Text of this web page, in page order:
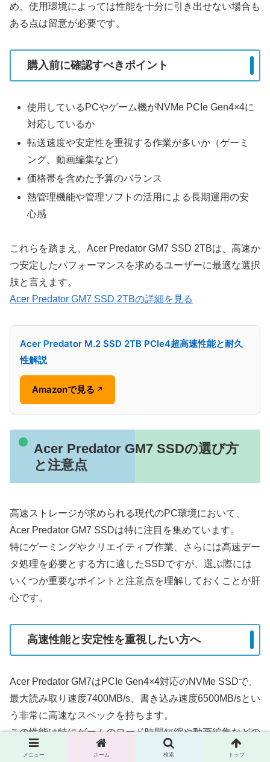
め、使用環境によっては性能を十分に引き出せない場合も
ある点は留意が必要です。
購入前に確認すべきポイント
使用しているPCやゲーム機がNVMe PCIe Gen4×4に
対応しているか
転送速度や安定性を重視する作業が多いか（ゲーミ
ング、動画編集など）
価格帯を含めた予算のバランス
熱管理機能や管理ソフトの活用による長期運用の安
心感
これらを踏まえ、Acer Predator GM7 SSD 2TBは、高速か
つ安定したパフォーマンスを求めるユーザーに最適な選択
肢と言えます。
Acer Predator GM7 SSD 2TBの詳細を見る
Acer Predator M.2 SSD 2TB PCIe4超高速性能と耐久
性解説
Amazonで見る ↗
Acer Predator GM7 SSDの選び方
と注意点
高速ストレージが求められる現代のPC環境において、
Acer Predator GM7 SSDは特に注目を集めています。
特にゲーミングやクリエイティブ作業、さらには高速デー
タ処理を必要とする方に適したSSDですが、選ぶ際には
いくつか重要なポイントと注意点を理解しておくことが肝
心です。
高速性能と安定性を重視したい方へ
Acer Predator GM7はPCIe Gen4×4対応のNVMe SSDで、
最大読み取り速度7400MB/s、書き込み速度6500MB/sとい
う非常に高速なスペックを持ちます。
この性能は特にゲームのロード時間短縮や動画編集などの
大容量データの読み書きに大いに効果を発揮します。
メニュー ホーム 検索 トップ